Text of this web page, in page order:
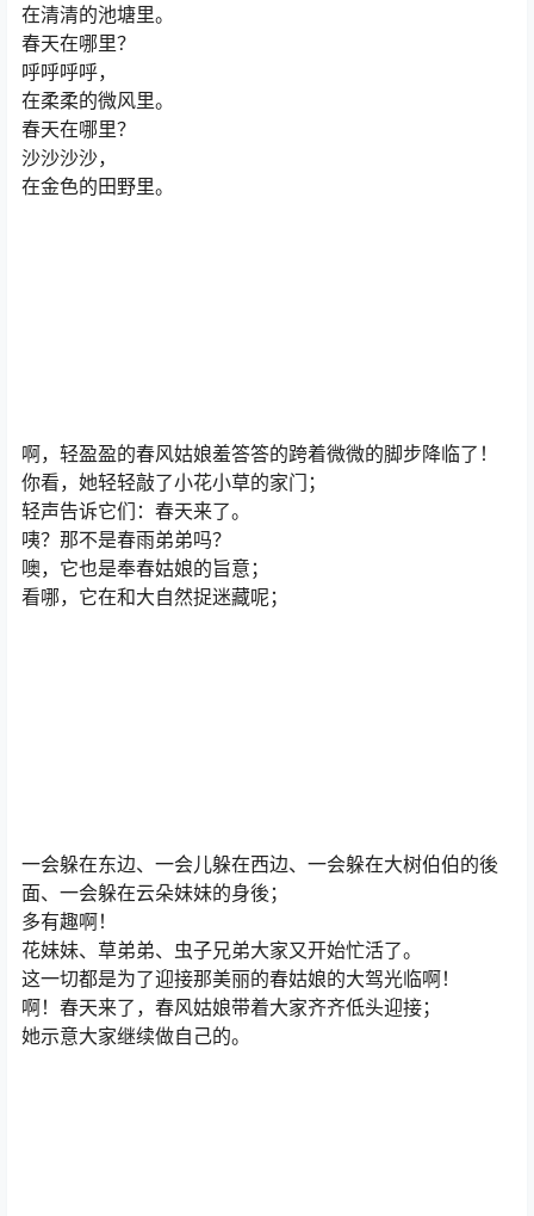
在清清的池塘里。
春天在哪里？
呼呼呼呼，
在柔柔的微风里。
春天在哪里？
沙沙沙沙，
在金色的田野里。
啊，轻盈盈的春风姑娘羞答答的跨着微微的脚步降临了！
你看，她轻轻敲了小花小草的家门；
轻声告诉它们：春天来了。
咦？那不是春雨弟弟吗？
噢，它也是奉春姑娘的旨意；
看哪，它在和大自然捉迷藏呢；
一会躲在东边、一会儿躲在西边、一会躲在大树伯伯的後
面、一会躲在云朵妹妹的身後；
多有趣啊！
花妹妹、草弟弟、虫子兄弟大家又开始忙活了。
这一切都是为了迎接那美丽的春姑娘的大驾光临啊！
啊！春天来了，春风姑娘带着大家齐齐低头迎接；
她示意大家继续做自己的。